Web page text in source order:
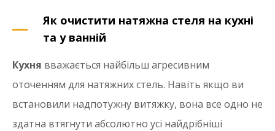
Як очистити натяжна стеля на кухні
та у ванній
Кухня вважається найбільш агресивним
оточенням для натяжних стель. Навіть якщо ви
встановили надпотужну витяжку, вона все одно не
здатна втягнути абсолютно усі найдрібніші